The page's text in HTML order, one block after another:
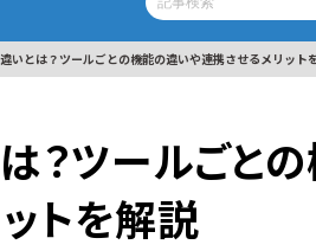
いとは？ツールごとの機能の違いや連携させるメリット
？ツールごと
トを解説